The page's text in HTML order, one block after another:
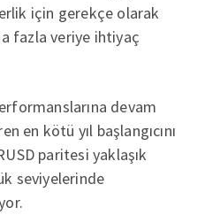
için gerekçe olarak
fazla veriye ihtiyaç
devam
en kötü yıl başlangıcını
paritesi yaklaşık
seviyelerinde